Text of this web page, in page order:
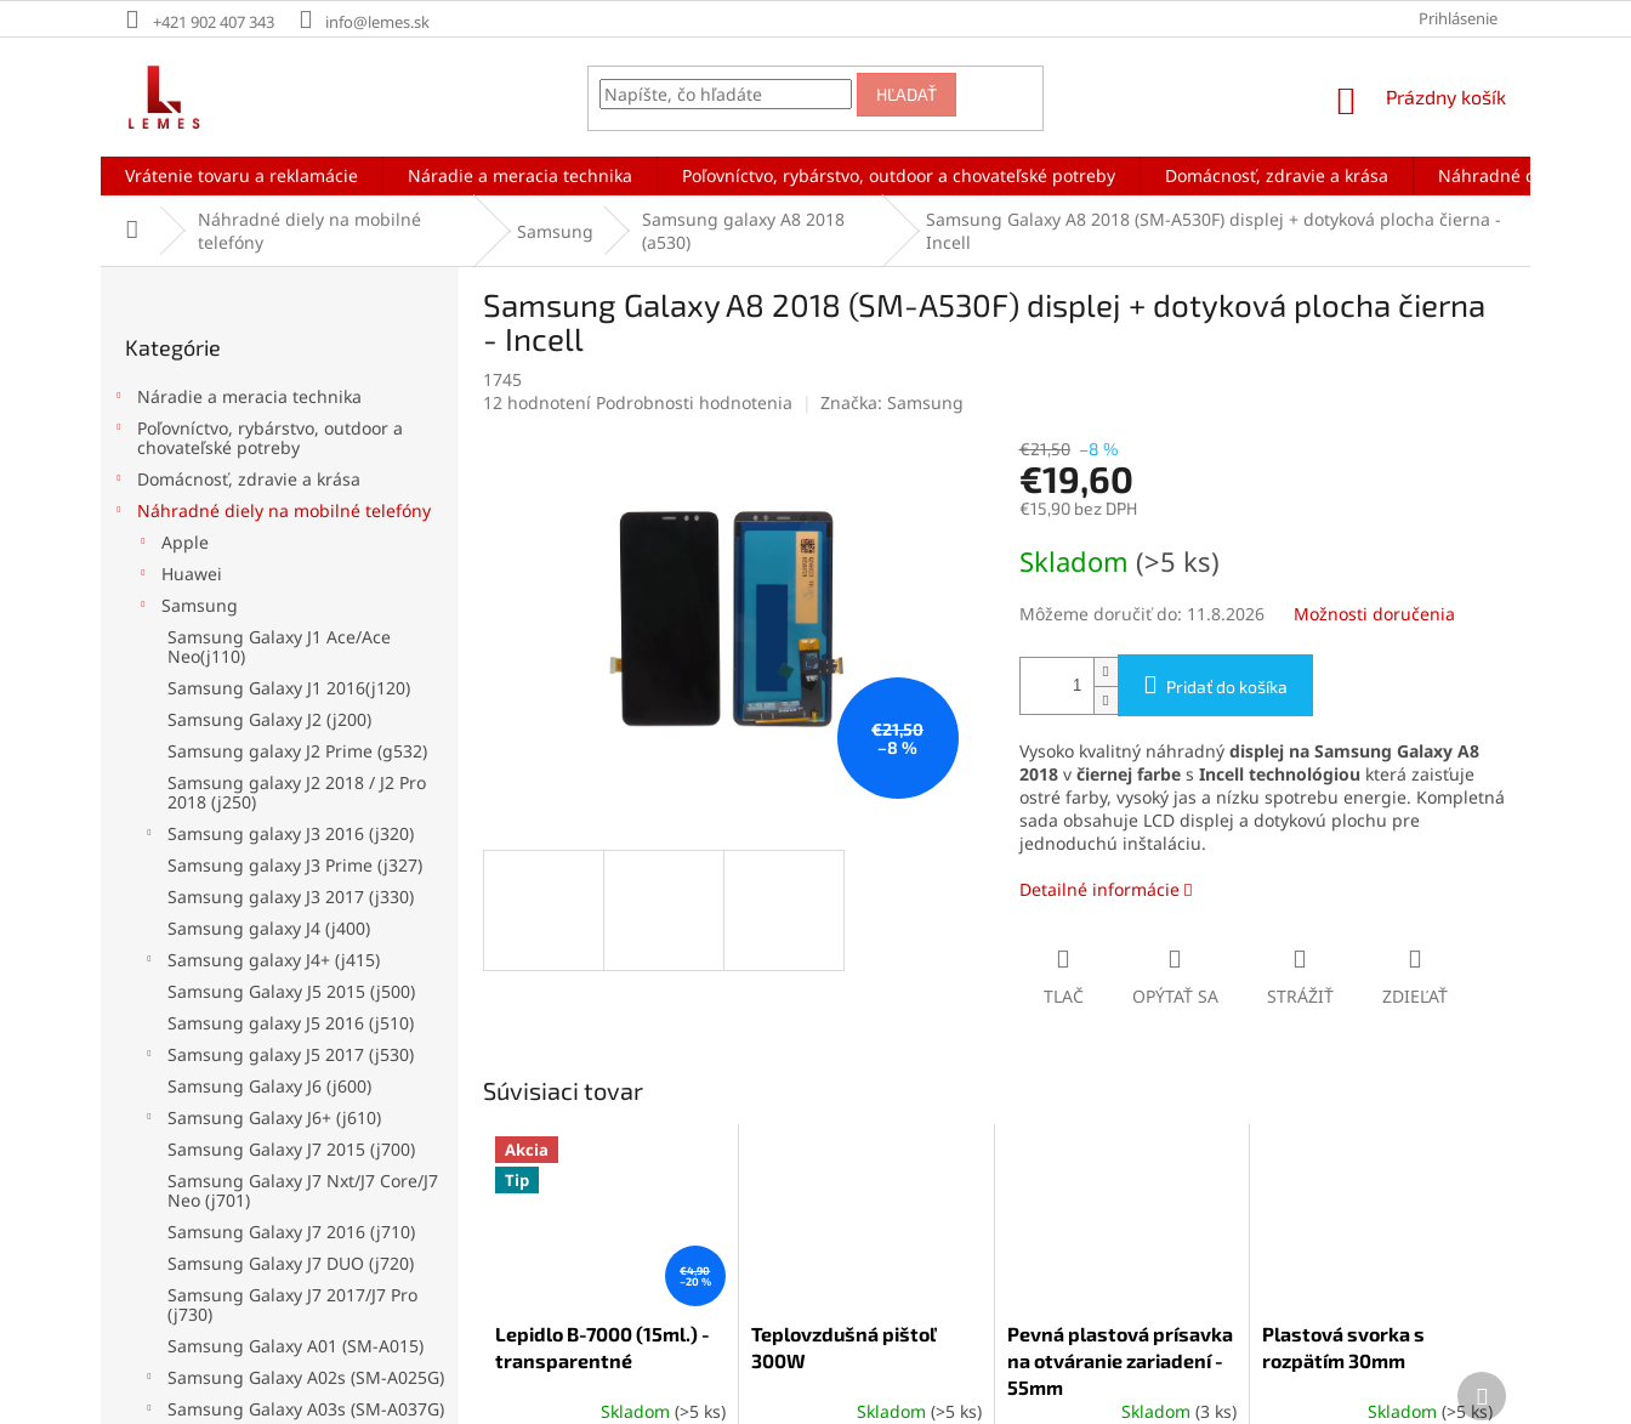
na
+421 902 407 343 info@lemes.sk Prihlásenie
HĽADAŤ
NÁKUPNÝ
Prázdny košík
Vrátenie tovaru a reklamácie Náradie a meracia technika Poľovníctvo, rybárstvo, outdoor a chovateľské potreby Domácnosť, zdravie a krása Náhradné diely na
DomovNáhradné diely na mobilné
telefóny
Samsung
Samsung galaxy A8 2018
(a530)
Samsung Galaxy A8 2018 (SM-A530F) displej + dotyková plocha čierna -
Incell
kategórie
Kategórie
Náradie a meracia technika
Poľovníctvo, rybárstvo, outdoor a
chovateľské potreby
Domácnosť, zdravie a krása
Náhradné diely na mobilné telefóny
Apple
Huawei
Samsung
Samsung Galaxy J1 Ace/Ace
Neo(j110)
Samsung Galaxy J1 2016(j120)
Samsung Galaxy J2 (j200)
Samsung galaxy J2 Prime (g532)
Samsung galaxy J2 2018 / J2 Pro
2018 (j250)
Samsung galaxy J3 2016 (j320)
Samsung galaxy J3 Prime (j327)
Samsung galaxy J3 2017 (j330)
Samsung galaxy J4 (j400)
Samsung galaxy J4+ (j415)
Samsung Galaxy J5 2015 (j500)
Samsung galaxy J5 2016 (j510)
Samsung galaxy J5 2017 (j530)
Samsung Galaxy J6 (j600)
Samsung Galaxy J6+ (j610)
Samsung Galaxy J7 2015 (j700)
Samsung Galaxy J7 Nxt/J7 Core/J7
Neo (j701)
Samsung Galaxy J7 2016 (j710)
Samsung Galaxy J7 DUO (j720)
Samsung Galaxy J7 2017/J7 Pro
(j730)
Samsung Galaxy A01 (SM-A015)
Samsung Galaxy A02s (SM-A025G)
Samsung Galaxy A03s (SM-A037G)
Samsung Galaxy A8 2018 (SM-A530F) displej + dotyková plocha čierna
- Incell
1745
Priemerné
12 hodnotení Podrobnosti hodnotenia Značka: Samsung
€21,50
–8 %
€21,50 –8 %
€19,60
€15,90 bez DPH
cena:
Skladom (>5 ks)
Môžeme doručiť do: 11.8.2026 Možnosti doručenia
Pridať do košíka
Vysoko kvalitný náhradnýdisplej na Samsung Galaxy A8
2018 v čiernej farbe s Incell technológiou která zaisťuje
ostré farby, vysoký jas a nízku spotrebu energie. Kompletná
sada obsahuje LCD displej a dotykovú plochu pre
jednoduchú inštaláciu.
Detailné informácie
TLAČ OPÝTAŤ SA STRÁŽIŤ ZDIEĽAŤ
Súvisiaci tovar
Akcia
Tip
€4,90
–20 %
Lepidlo B-7000 (15ml.) -
transparentné
Skladom (>5 ks)
Teplovzdušná pištoľ
300W
Skladom (>5 ks)
Pevná plastová prísavka
na otváranie zariadení -
55mm
Skladom(3 ks)
Plastová svorka s
rozpätím 30mm
Skladom(>5 ks)
Ďalší
produkt